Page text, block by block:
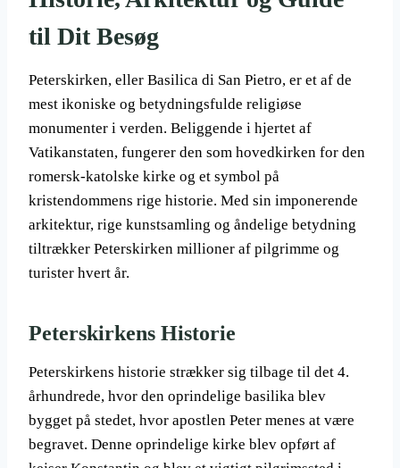
til Dit Besøg
Peterskirken, eller Basilica di San Pietro, er et af de
mest ikoniske og betydningsfulde religiøse
monumenter i verden. Beliggende i hjertet af
Vatikanstaten, fungerer den som hovedkirken for den
romersk-katolske kirke og et symbol på
kristendommens rige historie. Med sin imponerende
arkitektur, rige kunstsamling og åndelige betydning
tiltrækker Peterskirken millioner af pilgrimme og
turister hvert år.
Peterskirkens Historie
Peterskirkens historie strækker sig tilbage til det 4.
århundrede, hvor den oprindelige basilika blev
bygget på stedet, hvor apostlen Peter menes at være
begravet. Denne oprindelige kirke blev opført af